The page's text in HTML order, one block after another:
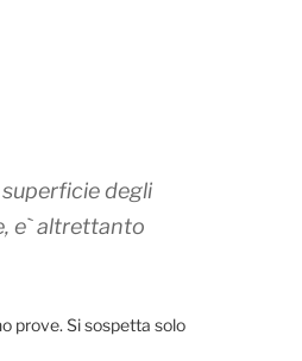
degli
e` altrettanto
prove. Si sospetta solo